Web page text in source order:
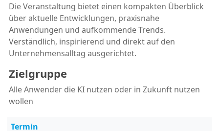
Die Veranstaltung bietet einen kompakten Überblick
über aktuelle Entwicklungen, praxisnahe
Anwendungen und aufkommende Trends.
Verständlich, inspirierend und direkt auf den
Unternehmensalltag ausgerichtet.
Zielgruppe
Alle Anwender die KI nutzen oder in Zukunft nutzen
wollen
Termin